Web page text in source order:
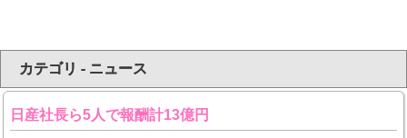
カテゴリ - ニュース
日産社長ら5人で報酬計13億円